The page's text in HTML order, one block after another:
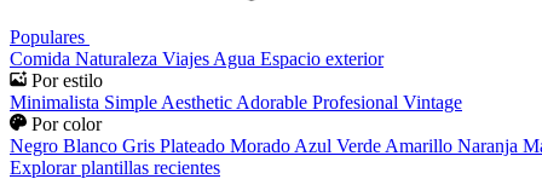
Populares
Comida Naturaleza Viajes Agua Espacio exterior
Por estilo
Minimalista Simple Aesthetic Adorable Profesional Vintage
Por color
Negro Blanco Gris Plateado Morado Azul Verde Amarillo Naranja
Explorar plantillas recientes